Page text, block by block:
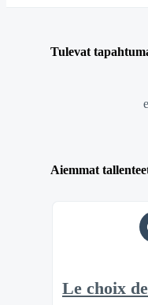
Tulevat
Aiemmat
Le choix